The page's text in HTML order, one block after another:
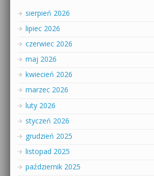
sierpień 2026
lipiec 2026
czerwiec 2026
maj 2026
kwiecień 2026
marzec 2026
luty 2026
styczeń 2026
grudzień 2025
listopad 2025
październik 2025